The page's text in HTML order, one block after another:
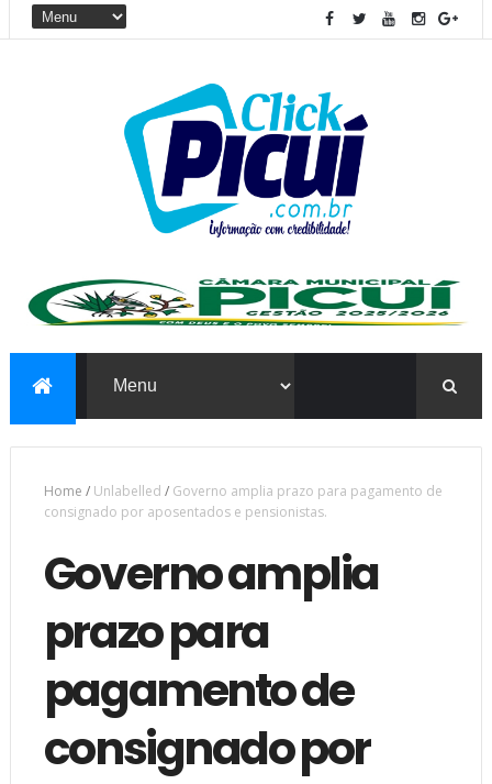
Home /Unlabelled / Governo amplia prazo para pagamento de
consignado por aposentados e pensionistas.
Governo amplia
prazo para
pagamento de
consignado por